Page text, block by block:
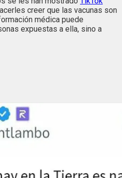
creer que las vacunas son
médica puede
expuestas a ella, sino a